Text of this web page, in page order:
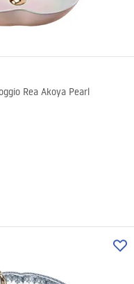
Rea Akoya Pearl